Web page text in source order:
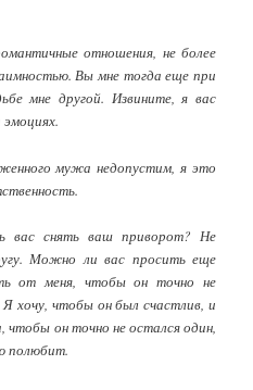
отношения, не более
Вы мне тогда еще при
мне другой. Извините, я вас
мужа недопустим, я это
вас снять ваш приворот? Не
Можно ли вас просить еще
от меня, чтобы он точно не
хочу, чтобы он был счастлив, и
чтобы он точно не остался один,
полюбит.